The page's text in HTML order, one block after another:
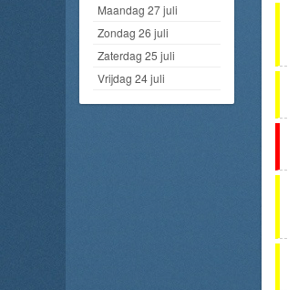
Maandag 27 juli
Zondag 26 juli
Zaterdag 25 juli
Vrijdag 24 juli